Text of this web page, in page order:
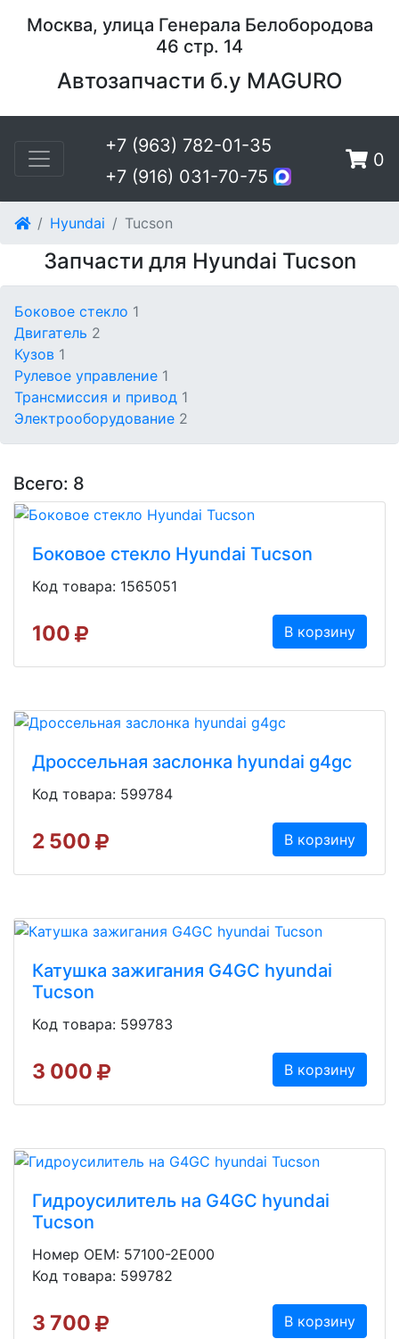
Москва, улица Генерала Белобородова
46 стр. 14
Автозапчасти б.у MAGURO
+7 (963) 782-01-35
+7 (916) 031-70-75
0
Hyundai Tucson
Запчасти для Hyundai Tucson
Боковое стекло 1
Двигатель 2
Кузов 1
Рулевое управление 1
Трансмиссия и привод 1
Электрооборудование 2
Всего: 8
Боковое стекло Hyundai Tucson
Код товара: 1565051
100 В корзину
Дроссельная заслонка hyundai g4gc
Код товара: 599784
2 500 В корзину
Катушка зажигания G4GC hyundai
Tucson
Код товара: 599783
3 000 В корзину
Гидроусилитель на G4GC hyundai
Tucson
Номер OEM: 57100-2E000
Код товара: 599782
3 700 В корзину